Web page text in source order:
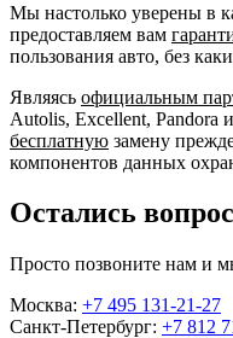
Мы настолько уверены в
предоставляем вам
пользования авто, без
Являясь официальным
Autolis, Excellent, Pandora
бесплатную замену
компонентов данных
Остались
Просто позвоните нам и
Москва: +7 495 131-21-27
Санкт-Петербург: +7 812